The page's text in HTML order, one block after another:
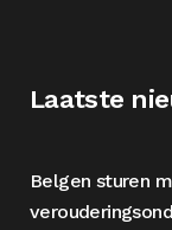
Laatste
Belgen sturen